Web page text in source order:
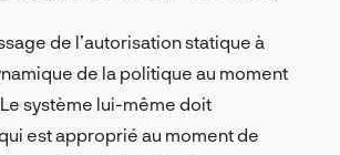
de l’autorisation statique à
de la politique au moment
système lui-même doit
est approprié au moment de